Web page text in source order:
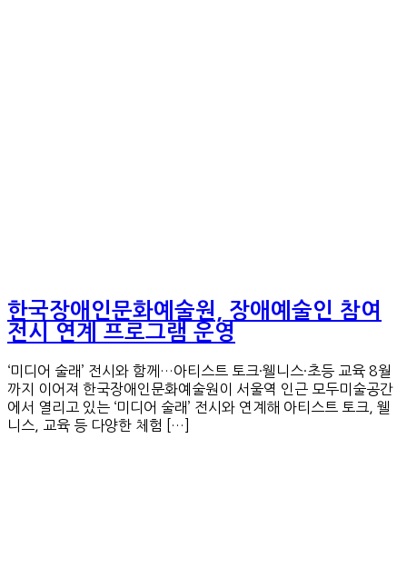
한국장애인문화예술원, 장애예술인 참여
전시 연계 프로그램 운영
‘미디어 술래’ 전시와 함께…아티스트 토크·웰니스·초등 교육 8월
까지 이어져 한국장애인문화예술원이 서울역 인근 모두미술공간
에서 열리고 있는 ‘미디어 술래’ 전시와 연계해 아티스트 토크, 웰
니스, 교육 등 다양한 체험 […]